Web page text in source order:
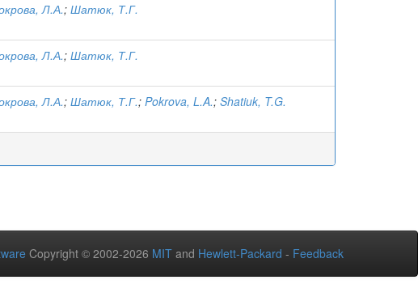
Л.А.; Шатюк, Т.Г.
Л.А.; Шатюк, Т.Г.
Л.А.; Шатюк, Т.Г.; Pokrova, L.A.; Shatiuk, T.G.
Copyright © 2002-2026 MIT and Hewlett-Packard - Feedback